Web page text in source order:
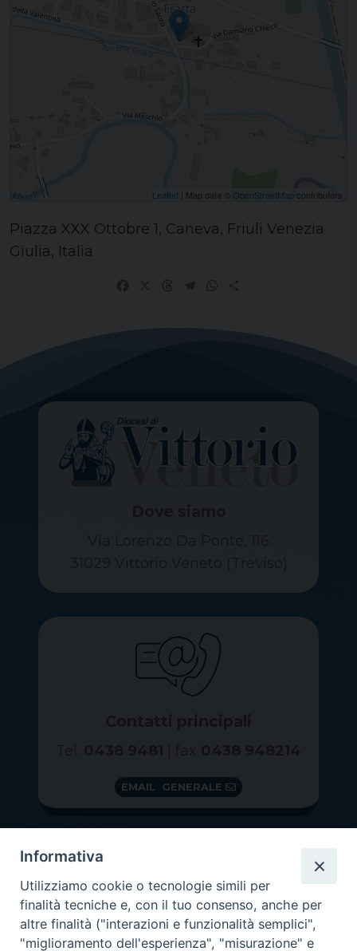
Leaflet | Map data © OpenStreetMap contributors
Piazza XXX Ottobre 1, Caneva, Friuli Venezia
Giulia, Italia
EMAIL GENERALE
Informativa
Utilizziamo cookie o tecnologie simili per
finalità tecniche e, con il tuo consenso, anche per
altre finalità ("interazioni e funzionalità semplici",
"miglioramento dell'esperienza", "misurazione" e